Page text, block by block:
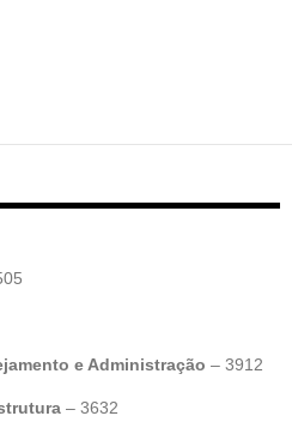
e Administração – 3912
– 3632